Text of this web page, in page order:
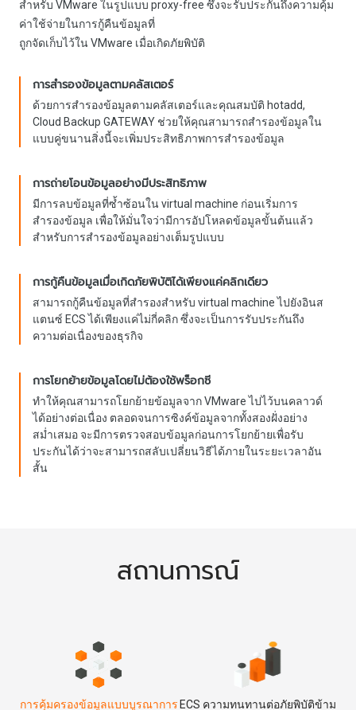
สำหรับ VMware ในรูปแบบ proxy-free ซึ่งจะรับประกันถึงความคุ้ม
ค่าใช้จ่ายในการกู้คืนข้อมูลที่
ถูกจัดเก็บไว้ใน VMware เมื่อเกิดภัยพิบัติ
การสำรองข้อมูลตามคลัสเตอร์
ด้วยการสำรองข้อมูลตามคลัสเตอร์และคุณสมบัติ hotadd,
Cloud Backup GATEWAY ช่วยให้คุณสามารถสำรองข้อมูลใน
แบบคู่ขนานสิ่งนี้จะเพิ่มประสิทธิภาพการสำรองข้อมูล
การถ่ายโอนข้อมูลอย่างมีประสิทธิภาพ
มีการลบข้อมูลที่ซ้ำซ้อนใน virtual machine ก่อนเริ่มการ
สำรองข้อมูล เพื่อให้มั่นใจว่ามีการอัปโหลดข้อมูลขั้นต้นแล้ว
สำหรับการสำรองข้อมูลอย่างเต็มรูปแบบ
การกู้คืนข้อมูลเมื่อเกิดภัยพิบัติได้เพียงแค่คลิกเดียว
สามารถกู้คืนข้อมูลที่สำรองสำหรับ virtual machine ไปยังอินส
แตนซ์ ECS ได้เพียงแค่ไม่กี่คลิก ซึ่งจะเป็นการรับประกันถึง
ความต่อเนื่องของธุรกิจ
การโยกย้ายข้อมูลโดยไม่ต้องใช้พร็อกซี
ทำให้คุณสามารถโยกย้ายข้อมูลจาก VMware ไปไว้บนคลาวด์
ได้อย่างต่อเนื่อง ตลอดจนการซิงค์ข้อมูลจากทั้งสองฝั่งอย่าง
สม่ำเสมอ จะมีการตรวจสอบข้อมูลก่อนการโยกย้ายเพื่อรับ
ประกันได้ว่าจะสามารถสลับเปลี่ยนวิธีได้ภายในระยะเวลาอัน
สั้น
สถานการณ์
การคุ้มครองข้อมูลแบบบูรณาการ ECS ความทนทานต่อภัยพิบัติข้าม